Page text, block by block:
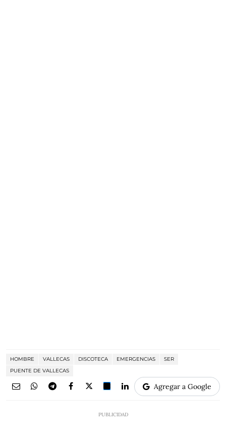
HOMBRE VALLECAS DISCOTECA EMERGENCIAS
SER
PUENTE DE VALLECAS
Agregar a Google